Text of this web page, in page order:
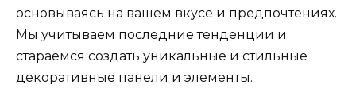
основываясь на вашем вкусе и предпочтениях.
Мы учитываем последние тенденции и
стараемся создать уникальные и стильные
декоративные панели и элементы.